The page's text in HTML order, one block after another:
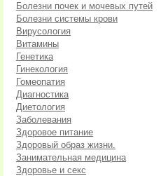
Болезни почек и мочевых путей
Болезни системы крови
Вирусология
Витамины
Генетика
Гинекология
Гомеопатия
Диагностика
Диетология
Заболевания
Здоровое питание
Здоровый образ жизни.
Занимательная медицина
Здоровье и секс